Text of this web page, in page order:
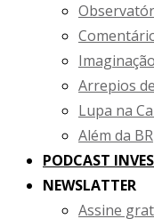
Arrepios
Lupa na
Além da BR
PODCAST
NEWSLATTER
Assine